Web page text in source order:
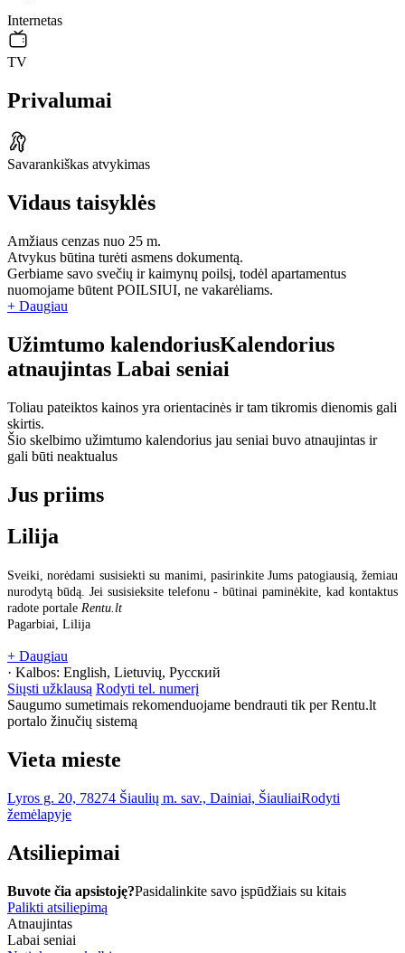
Internetas
TV
Privalumai
Savarankiškas atvykimas
Vidaus taisyklės
Amžiaus cenzas nuo 25 m.
Atvykus būtina turėti asmens dokumentą.
Gerbiame savo svečių ir kaimynų poilsį, todėl apartamentus
nuomojame būtent POILSIUI, ne vakarėliams.
+ Daugiau
Užimtumo kalendoriusKalendorius
atnaujintas Labai seniai
Toliau pateiktos kainos yra orientacinės ir tam tikromis dienomis gali
skirtis.
Šio skelbimo užimtumo kalendorius jau seniai buvo atnaujintas ir
gali būti neaktualus
Jus priims
Lilija
Sveiki, norėdami susisiekti su manimi, pasirinkite Jums patogiausią, žemiau
nurodytą būdą. Jei susisieksite telefonu - būtinai paminėkite, kad kontaktus
radote portale Rentu.lt
Pagarbiai, Lilija
+ Daugiau
· Kalbos: English, Lietuvių, Русский
Siųsti užklausą Rodyti tel. numerį
Saugumo sumetimais rekomenduojame bendrauti tik per Rentu.lt
portalo žinučių sistemą
Vieta mieste
Lyros g. 20, 78274 Šiaulių m. sav., Dainiai, ŠiauliaiRodyti
žemėlapyje
Atsiliepimai
Buvote čia apsistoję?Pasidalinkite savo įspūdžiais su kitais
Palikti atsiliepimą
Atnaujintas
Labai seniai